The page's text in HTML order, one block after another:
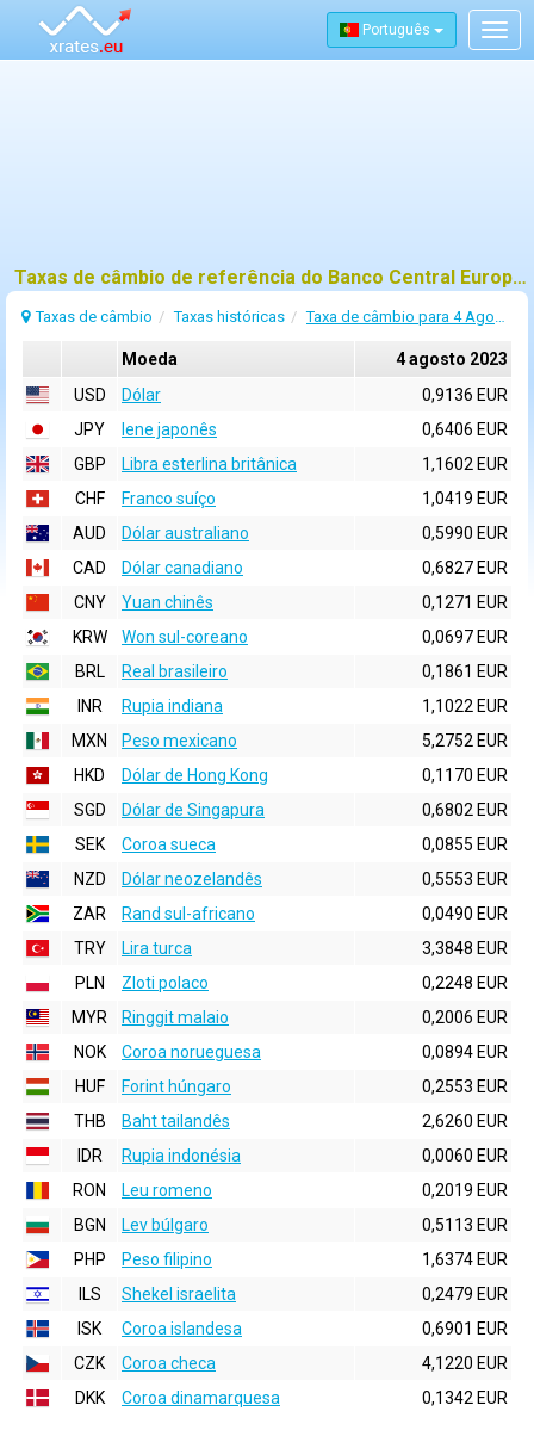
Português
Taxas de câmbio de referência do Banco Central Europeu (BCE) para 4 agosto 2023
Taxas de câmbio Taxas históricas Taxa de câmbio para 4 Agosto 2023
Moeda
4 agosto 2023
USD
Dólar
0,9136 EUR
JPY
Iene japonês
0,6406 EUR
GBP
Libra esterlina britânica
1,1602 EUR
CHF
Franco suíço
1,0419 EUR
AUD
Dólar australiano
0,5990 EUR
CAD
Dólar canadiano
0,6827 EUR
CNY
Yuan chinês
0,1271 EUR
KRW
Won sul-coreano
0,0697 EUR
BRL
Real brasileiro
0,1861 EUR
INR
Rupia indiana
1,1022 EUR
MXN
Peso mexicano
5,2752 EUR
HKD
Dólar de Hong Kong
0,1170 EUR
SGD
Dólar de Singapura
0,6802 EUR
SEK
Coroa sueca
0,0855 EUR
NZD
Dólar neozelandês
0,5553 EUR
ZAR
Rand sul-africano
0,0490 EUR
TRY
Lira turca
3,3848 EUR
PLN
Zloti polaco
0,2248 EUR
MYR
Ringgit malaio
0,2006 EUR
NOK
Coroa norueguesa
0,0894 EUR
HUF
Forint húngaro
0,2553 EUR
THB
Baht tailandês
2,6260 EUR
IDR
Rupia indonésia
0,0060 EUR
RON
Leu romeno
0,2019 EUR
BGN
Lev búlgaro
0,5113 EUR
PHP
Peso filipino
1,6374 EUR
ILS
Shekel israelita
0,2479 EUR
ISK
Coroa islandesa
0,6901 EUR
CZK
Coroa checa
4,1220 EUR
DKK
Coroa dinamarquesa 0,1342 EUR